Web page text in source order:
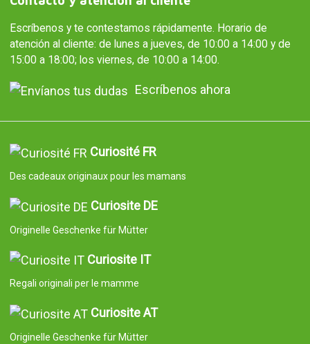
Escríbenos y te contestamos rápidamente. Horario de
atención al cliente: de lunes a jueves, de 10:00 a 14:00 y de
15:00 a 18:00; los viernes, de 10:00 a 14:00.
Escríbenos ahora
Curiosité FR
Des cadeaux originaux pour les mamans
Curiosite DE
Originelle Geschenke für Mütter
Curiosite IT
Regali originali per le mamme
Curiosite AT
Originelle Geschenke für Mütter